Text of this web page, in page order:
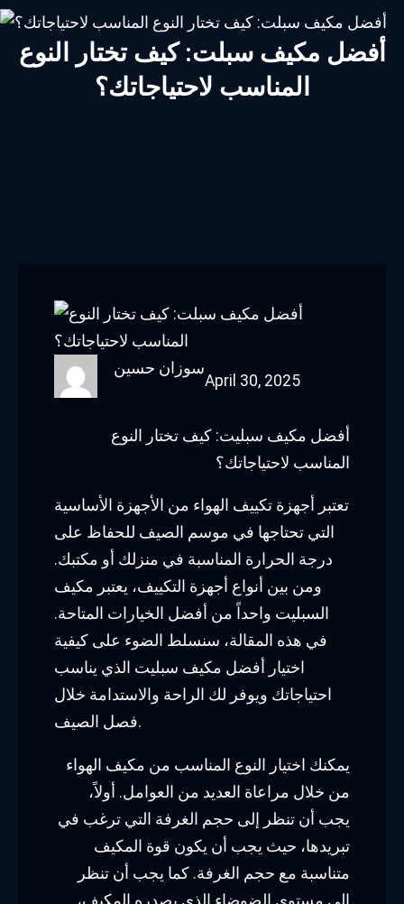
أفضل مكيف سبلت: كيف تختار النوع
المناسب لاحتياجاتك؟
سوزان حسين
April 30, 2025
أفضل مكيف سبليت: كيف تختار النوع
المناسب لاحتياجاتك؟
تعتبر أجهزة تكييف الهواء من الأجهزة الأساسية
التي تحتاجها في موسم الصيف للحفاظ على
درجة الحرارة المناسبة في منزلك أو مكتبك.
ومن بين أنواع أجهزة التكييف، يعتبر مكيف
السبليت واحداً من أفضل الخيارات المتاحة.
في هذه المقالة، سنسلط الضوء على كيفية
اختيار أفضل مكيف سبليت الذي يناسب
احتياجاتك ويوفر لك الراحة والاستدامة خلال
فصل الصيف.
يمكنك اختيار النوع المناسب من مكيف الهواء
من خلال مراعاة العديد من العوامل. أولاً،
يجب أن تنظر إلى حجم الغرفة التي ترغب في
تبريدها، حيث يجب أن يكون قوة المكيف
متناسبة مع حجم الغرفة. كما يجب أن تنظر
إلى مستوى الضوضاء الذي يصدره المكيف،